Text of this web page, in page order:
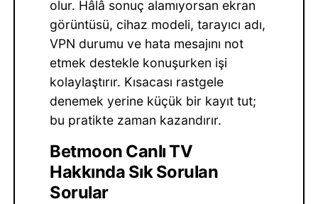
olur. Hâlâ sonuç alamıyorsan ekran
görüntüsü, cihaz modeli, tarayıcı adı,
VPN durumu ve hata mesajını not
etmek destekle konuşurken işi
kolaylaştırır. Kısacası rastgele
denemek yerine küçük bir kayıt tut;
bu pratikte zaman kazandırır.
Betmoon Canlı TV
Hakkında Sık Sorulan
Sorular